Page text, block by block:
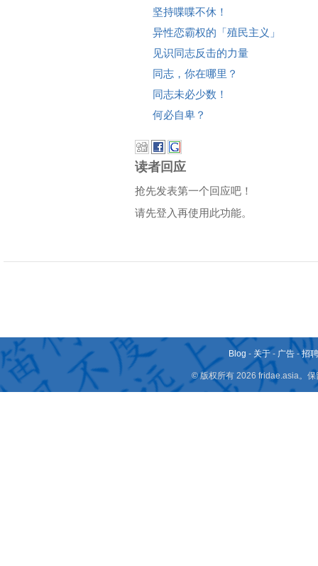
坚持喋喋不休！
异性恋霸权的「殖民主义」
见识同志反击的力量
同志，你在哪里？
同志未必少数！
何必自卑？
读者回应
抢先发表第一个回应吧！
请先登入再使用此功能。
Blog - 关于 - 广告 -招
© 版权所有 2026 fridae.asia。